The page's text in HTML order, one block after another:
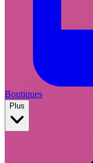
Boutiques
Plus